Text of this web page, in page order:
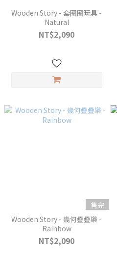
Wooden Story - 套圈圈玩具 -
Natural
NT$2,090
售完
Wooden Story - 幾何疊疊樂 -
Rainbow
NT$2,090